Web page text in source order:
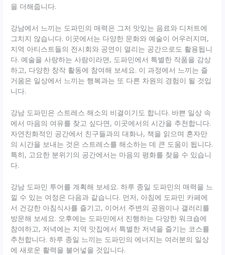
을 더해줍니다.
강남에서 느끼는 도파민의 매력은 그저 맛있는 음료와 디저트에
그치지 않습니다. 이곳에서는 다양한 문화와 예술이 어우러지며,
지역 아티스트들의 전시회와 공연이 열리는 공간으로도 활용됩니
다. 예술을 사랑하는 사람이라면, 도파민에서 특별한 작품을 감상
하고, 다양한 창작 활동에 참여해 보세요. 이 과정에서 느끼는 즐
거움은 일상에서 느끼는 행복과는 또 다른 차원의 경험이 될 것입
니다.
강남 도파민은 스트레스 해소의 비결이기도 합니다. 바쁜 일상 속
에서 마음의 여유를 찾고 싶다면, 이곳에서의 시간을 추천합니다.
자연친화적인 공간에서 친구들과의 대화나, 책을 읽으며 혼자만
의 시간을 보내는 것은 스트레스를 해소하는 데 큰 도움이 됩니다.
특히, 고요한 분위기의 공간에서는 마음의 평화를 찾을 수 있습니
다.
강남 도파민 투어를 계획해 보세요. 하루 종일 도파민의 매력을 느
낄 수 있는 여정은 다음과 같습니다. 먼저, 아침에 도파민 카페에
서 건강한 아침식사를 즐기고, 이어서 주변의 공원이나 갤러리를
방문해 보세요. 오후에는 도파민에서 진행하는 다양한 워크숍에
참여하고, 저녁에는 지역 맛집에서 특별한 저녁을 즐기는 코스를
추천합니다. 하루 종일 느끼는 도파민의 에너지는 여러분의 일상
에 새로운 활력을 불어넣을 것입니다.